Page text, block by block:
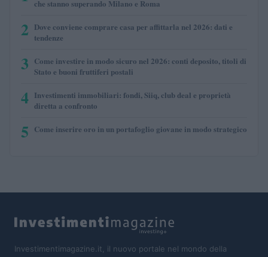
che stanno superando Milano e Roma
2 Dove conviene comprare casa per affittarla nel 2026: dati e
tendenze
3 Come investire in modo sicuro nel 2026: conti deposito, titoli di
Stato e buoni fruttiferi postali
4 Investimenti immobiliari: fondi, Siiq, club deal e proprietà
diretta a confronto
5 Come inserire oro in un portafoglio giovane in modo strategico
Investimentimagazine.it, il nuovo portale nel mondo della